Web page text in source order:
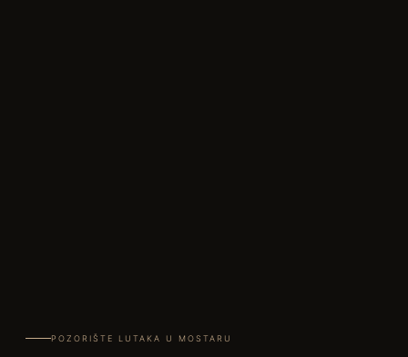
POZORIŠTE LUTAKA U MOSTARU